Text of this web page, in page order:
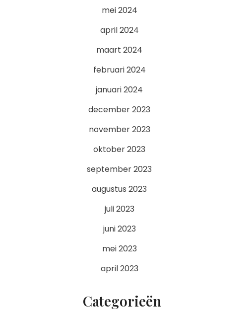
mei 2024
april 2024
maart 2024
februari 2024
januari 2024
december 2023
november 2023
oktober 2023
september 2023
augustus 2023
juli 2023
juni 2023
mei 2023
april 2023
Categorieën